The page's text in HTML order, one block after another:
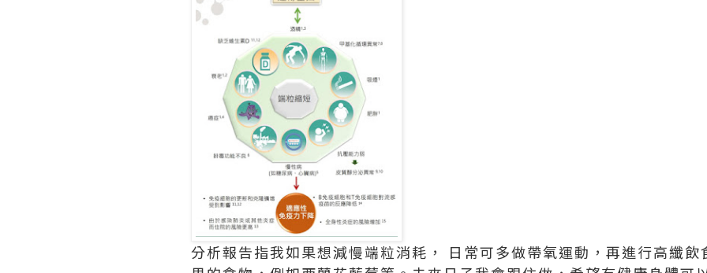
分析報告指我如果想減慢端粒消耗， 日常可多做帶氧運動，再進行高纖飲